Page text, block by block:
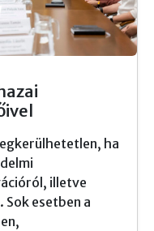
ha
illetve
Sok esetben a